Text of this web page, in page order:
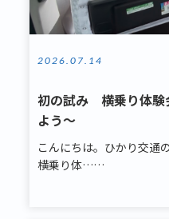
2026.07.14
初の試み 横乗り体験
よう～
こんにちは。ひかり交通
横乗り体……